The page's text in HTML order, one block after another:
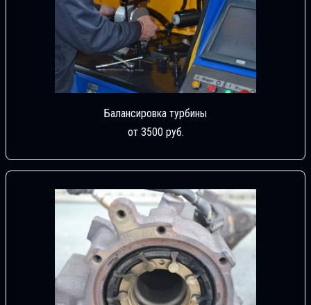
Балансировка турбины
от 3500 руб.